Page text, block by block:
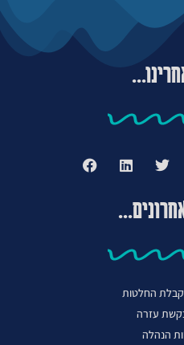
קבלת החלטות
עזרה
הנהלה